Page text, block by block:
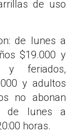
de uso
de lunes a
$19.000 y
y feriados,
y adultos
no abonan
de lunes a
horas.